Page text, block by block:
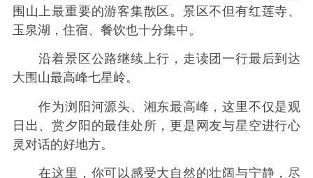
围山上最重要的游客集散区。景区不但有红莲寺、
玉泉湖，住宿、餐饮也十分集中。
沿着景区公路继续上行，走读团一行最后到达
大围山最高峰七星岭。
作为浏阳河源头、湘东最高峰，这里不仅是观
日出、赏夕阳的最佳处所，更是网友与星空进行心
灵对话的好地方。
在这里，你可以感受大自然的壮阔与宁静，尽